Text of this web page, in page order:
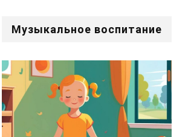
Музыкальное воспитание